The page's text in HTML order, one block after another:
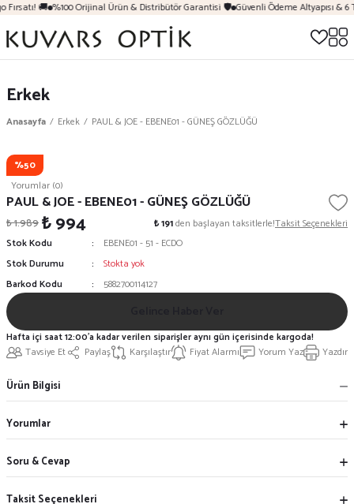
🚚 %100 Orijinal Ürün & Distribütör Garantisi 🛡️ Güvenli Ödeme Altyapısı &
Erkek
Anasayfa Erkek PAUL & JOE - EBENE01 - GÜNEŞ GÖZLÜĞÜ
%50
Yorumlar (0)
PAUL & JOE - EBENE01 - GÜNEŞ GÖZLÜĞÜ
₺ 1.989₺ 994 ₺ 191den başlayan taksitlerle!Taksit Seçenekleri
Stok Kodu
EBENE01 - 51 - ECDO
Stok Durumu
Stokta yok
Barkod Kodu
5882700114127
Tavsiye Et Paylaş Karşılaştır Fiyat Alarmı Yorum Yaz Yazdır
Hafta içi saat 12:00'a kadar verilen siparişler aynı gün içerisinde kargoda!
Ürün Bilgisi
Yorumlar
Soru & Cevap
Taksit Seçenekleri